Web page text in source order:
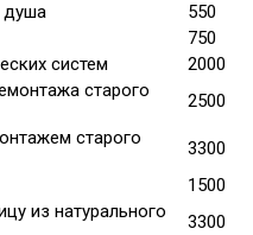
душа
550
750
систем
2000
старого
2500
старого
3300
1500
из натурального
3300